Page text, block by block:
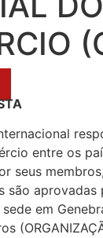
entre os
seus
são
em